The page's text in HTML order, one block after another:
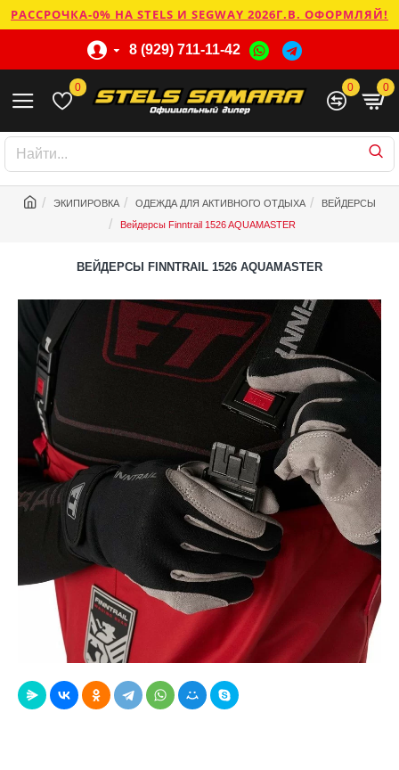
РАССРОЧКА-0% НА STELS И SEGWAY 2026Г.В. ОФОРМЛЯЙ!
8 (929) 711-11-42
0 0 0
ЭКИПИРОВКА ОДЕЖДА ДЛЯ АКТИВНОГО ОТДЫХА
ВЕЙДЕРСЫ
Вейдерсы Finntrail 1526 AQUAMASTER
ВЕЙДЕРСЫ FINNTRAIL 1526 AQUAMASTER